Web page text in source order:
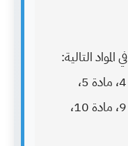
لديك درجات أقل من 75 في المواد التالية:
مادة 1، مادة 2، مادة 3، مادة 4، مادة 5،
مادة 6، مادة 7، مادة 8، مادة 9، مادة 10،